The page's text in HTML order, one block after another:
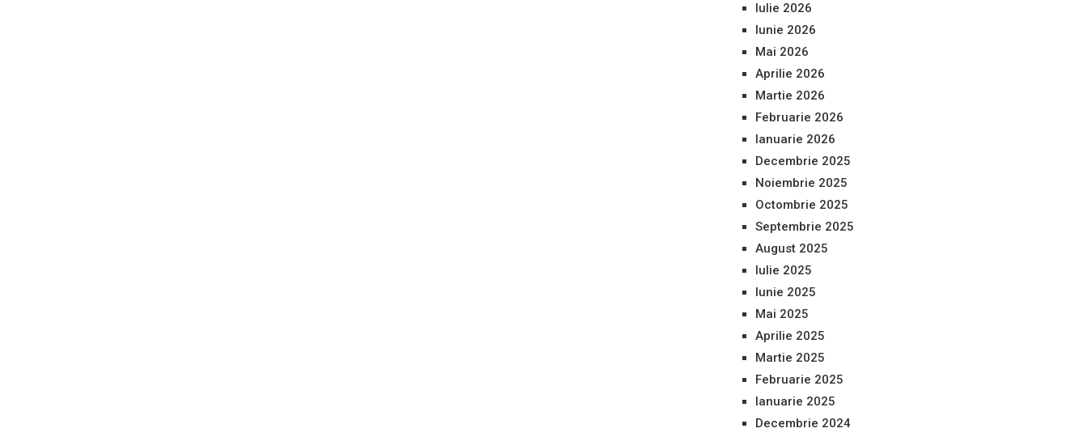
Iulie 2026
Iunie 2026
Mai 2026
Aprilie 2026
Martie 2026
Februarie 2026
Ianuarie 2026
Decembrie 2025
Noiembrie 2025
Octombrie 2025
Septembrie 2025
August 2025
Iulie 2025
Iunie 2025
Mai 2025
Aprilie 2025
Martie 2025
Februarie 2025
Ianuarie 2025
Decembrie 2024